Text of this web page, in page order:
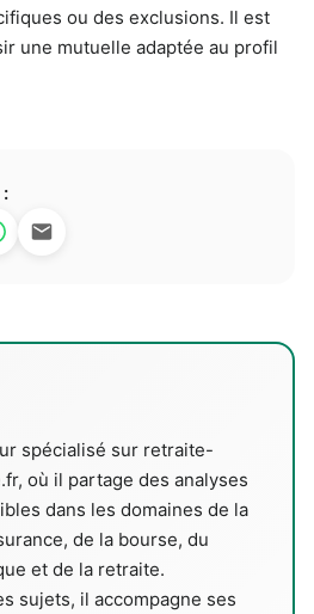
ou des exclusions. Il est
une mutuelle adaptée au profil
spécialisé sur retraite-
où il partage des analyses
dans les domaines de la
de la bourse, du
et de la retraite.
sujets, il accompagne ses